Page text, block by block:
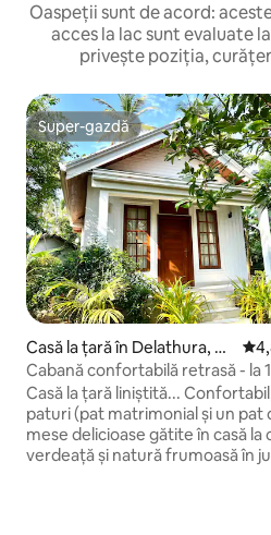
Oaspeții sunt de acord:
acces la lac sunt evaluate
privește poziția,
Super-gazdă
Super-gazdă
Casă la țară în Delathura, Ja
-Ela
Cabană confortabilă retrasă - la
minute de aeroport.
Casă la țară liniștită... Confortabil, două
paturi (pat matrimonial și un pat
mese delicioase gătite în casă la
verdeață și natură frumoasă în